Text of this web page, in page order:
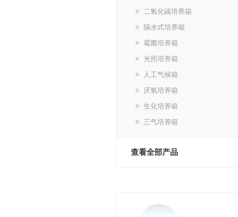
二氧化碳培养箱
隔水式培养箱
霉菌培养箱
光照培养箱
人工气候箱
厌氧培养箱
生化培养箱
三气培养箱
查看全部产品